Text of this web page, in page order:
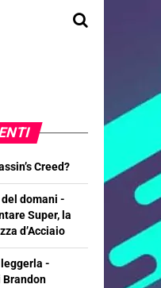
Creed?
domani -
Super, la
d’Acciaio
-
Brandon